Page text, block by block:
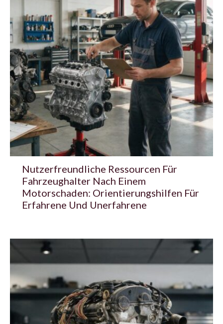
Nutzerfreundliche Ressourcen Für
Fahrzeughalter Nach Einem
Motorschaden: Orientierungshilfen Für
Erfahrene Und Unerfahrene